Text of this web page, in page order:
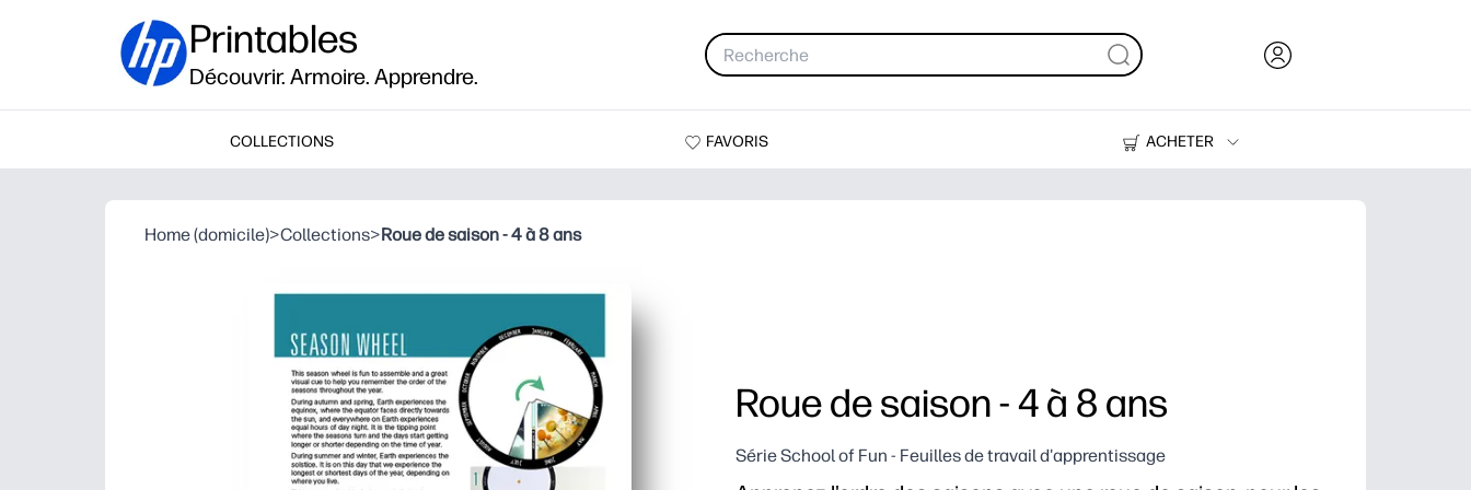
Printables
Découvrir. Armoire. Apprendre.
COLLECTIONS FAVORIS
ACHETER
Imprimantes
Home (domicile)>Collections>Roue de saison - 4 à 8 ans
Roue de saison - 4 à 8 ans
Série School of Fun - Feuilles de travail d'apprentissage